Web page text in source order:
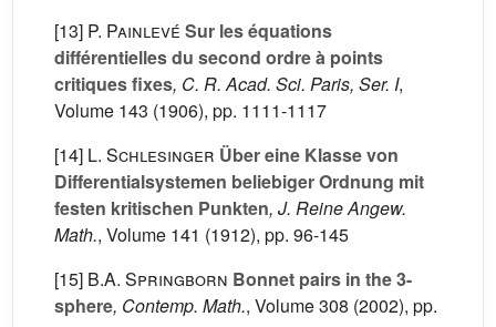
[13] P. Painlevé Sur les équations
différentielles du second ordre à points
critiques fixes, C. R. Acad. Sci. Paris, Ser. I,
Volume 143 (1906), pp. 1111-1117
[14] L. Schlesinger Über eine Klasse von
Differentialsystemen beliebiger Ordnung mit
festen kritischen Punkten, J. Reine Angew.
Math., Volume 141 (1912), pp. 96-145
[15] B.A. Springborn Bonnet pairs in the 3-
sphere, Contemp. Math., Volume 308 (2002), pp.